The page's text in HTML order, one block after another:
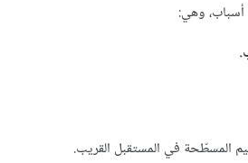
أسباب، وهي:
المسطّحة في المستقبل القريب.